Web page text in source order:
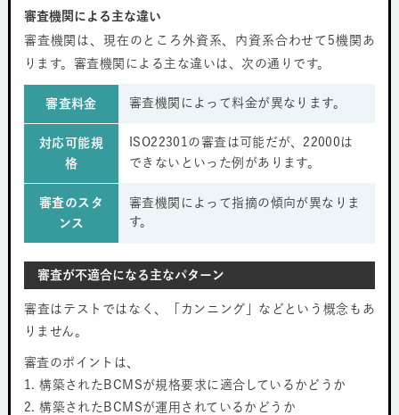
審査機関による主な違い
審査機関は、現在のところ外資系、内資系合わせて5機関あ
ります。審査機関による主な違いは、次の通りです。
審査料金 審査機関によって料金が異なります。
対応可能規
格
ISO22301の審査は可能だが、22000は
できないといった例があります。
審査のスタ
ンス
審査機関によって指摘の傾向が異なりま
す。
審査が不適合になる主なパターン
審査はテストではなく、「カンニング」などという概念もあ
りません。
審査のポイントは、
1. 構築されたBCMSが規格要求に適合しているかどうか
2. 構築されたBCMSが運用されているかどうか